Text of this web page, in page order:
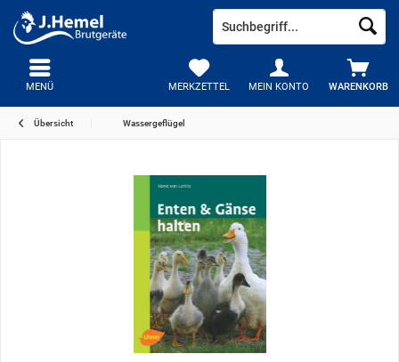
WARENKORB
MERKZETTEL MEIN KONTO
MENÜ
Übersicht Wassergeflügel